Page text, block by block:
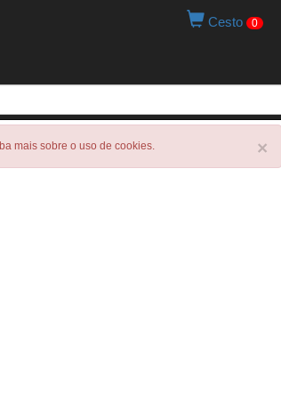
Cesto 0
×
mais sobre o uso de cookies.